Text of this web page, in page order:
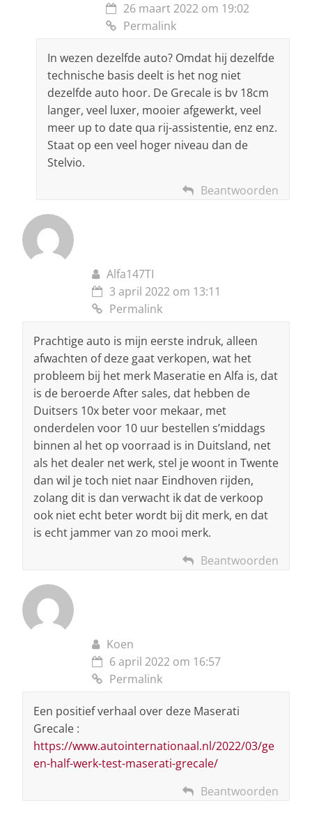
26 maart 2022 om 19:02
Permalink
In wezen dezelfde auto? Omdat hij dezelfde
technische basis deelt is het nog niet
dezelfde auto hoor. De Grecale is bv 18cm
langer, veel luxer, mooier afgewerkt, veel
meer up to date qua rij-assistentie, enz enz.
Staat op een veel hoger niveau dan de
Stelvio.
Beantwoorden
Alfa147TI
3 april 2022 om 13:11
Permalink
Prachtige auto is mijn eerste indruk, alleen
afwachten of deze gaat verkopen, wat het
probleem bij het merk Maseratie en Alfa is, dat
is de beroerde After sales, dat hebben de
Duitsers 10x beter voor mekaar, met
onderdelen voor 10 uur bestellen s’middags
binnen al het op voorraad is in Duitsland, net
als het dealer net werk, stel je woont in Twente
dan wil je toch niet naar Eindhoven rijden,
zolang dit is dan verwacht ik dat de verkoop
ook niet echt beter wordt bij dit merk, en dat
is echt jammer van zo mooi merk.
Beantwoorden
Koen
6 april 2022 om 16:57
Permalink
Een positief verhaal over deze Maserati
Grecale :
https://www.autointernationaal.nl/2022/03/ge
en-half-werk-test-maserati-grecale/
Beantwoorden